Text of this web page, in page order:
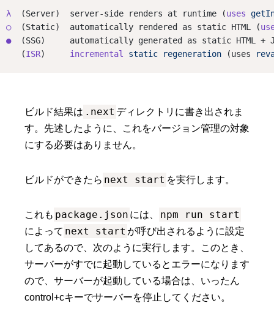
λ
  (Server)  server-side renders at runtime (
uses
○
  (Static)  automatically rendered as static HTML (
●
(SSG)     automatically generated as static HTML +
   (
ISR) incremental static regeneration (uses
ビルド結果は .next ディレクトリに書き出されま
す。先述したように、これをバージョン管理の対象
にする必要はありません。
ビルドができたら next start を実行します。
これも package.json には、 npm run start
によって next start が呼び出されるように設定
してあるので、次のように実行します。このとき、
サーバーがすでに起動しているとエラーになります
ので、サーバーが起動している場合は、いったん
control+cキーでサーバーを停止してください。